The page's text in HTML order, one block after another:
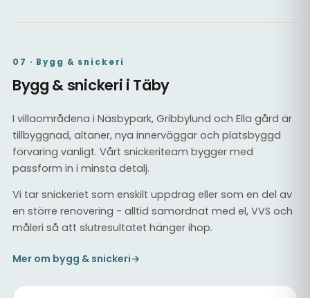
07 · Bygg & snickeri
Bygg & snickeri i Täby
I villaområdena i Näsbypark, Gribbylund och Ella gård är
tillbyggnad, altaner, nya innerväggar och platsbyggd
förvaring vanligt. Vårt snickeriteam bygger med
passform in i minsta detalj.
Vi tar snickeriet som enskilt uppdrag eller som en del av
en större renovering - alltid samordnat med el, VVS och
måleri så att slutresultatet hänger ihop.
Mer om bygg & snickeri→